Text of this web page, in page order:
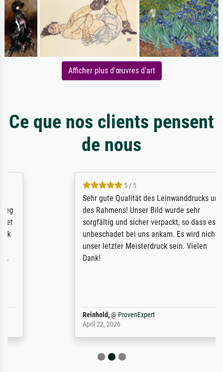
Afficher plus d'œuvres d'art
Ce que nos clients pensent
de nous
5 / 5
Sehr gute Qualität des Leinwanddrucks und
des Rahmens! Unser Bild wurde sehr
sorgfältig und sicher verpackt, so dass es
unbeschadet bei uns ankam. Es wird nicht
unser letzter Meisterdruck sein. Vielen
ProvenExpert